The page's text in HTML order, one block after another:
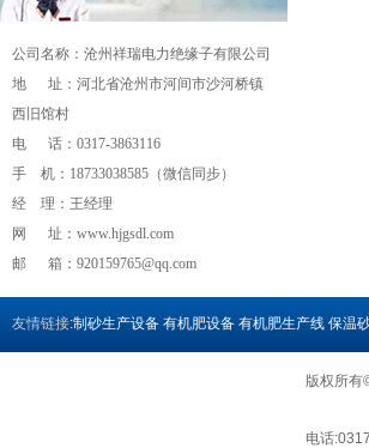
公司名称：沧州祥瑞电力绝缘子有限公司
地 址：河北省沧州市河间市沙河桥镇
西旧馆村
电 话：0317-3863116
手 机：18733038585（微信同步）
经 理：王经理
网 址：www.hjgsdl.com
邮 箱： 920159765@qq.com
友情链接:制砂生产设备 有机肥设备 有机肥生产线 保温
版权所
电话